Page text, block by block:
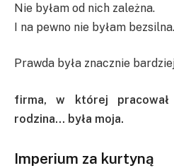
Nie byłam od nich zależna.
I na pewno nie byłam bezsilna.
Prawda była znacznie
firma, w której
rodzina… była moja.
Imperium za kurtyną